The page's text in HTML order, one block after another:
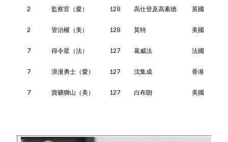
2 監察官（愛） 128 高仕登及高素德 英國
2 管治權（美） 128 莫特 美國
7 得令星（法） 127 葛威法 法國
7 浪漫勇士（愛） 127 沈集成 香港
7 寶礦獅山（美） 127 白布朗 美國